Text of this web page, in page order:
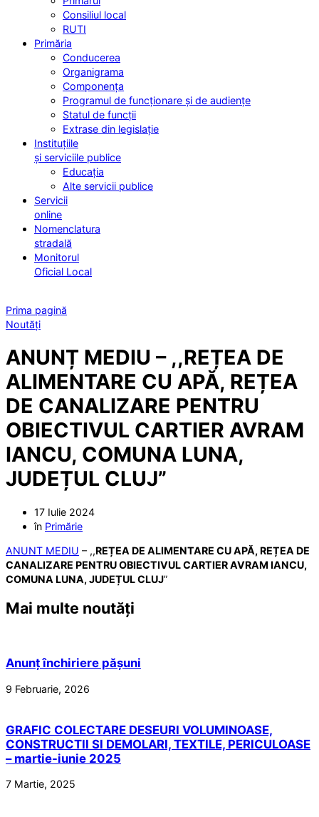
Consiliul local
RUTI
Primăria
Conducerea
Organigrama
Componența
Programul de funcționare și de audiențe
Statul de funcții
Extrase din legislație
Instituțiile
și serviciile publice
Educația
Alte servicii publice
Servicii
online
Nomenclatura
stradală
Monitorul
Oficial Local
Prima pagină
Noutăți
ANUNȚ MEDIU – ,,REȚEA DE
ALIMENTARE CU APĂ, REȚEA
DE CANALIZARE PENTRU
OBIECTIVUL CARTIER AVRAM
IANCU, COMUNA LUNA,
JUDEȚUL CLUJ”
17 Iulie 2024
în Primărie
ANUNT MEDIU – ,,REȚEA DE ALIMENTARE CU APĂ, REȚEA DE
CANALIZARE PENTRU OBIECTIVUL CARTIER AVRAM IANCU,
COMUNA LUNA, JUDEȚUL CLUJ”
Mai multe noutăți
Anunț închiriere pășuni
9 Februarie, 2026
GRAFIC COLECTARE DESEURI VOLUMINOASE,
CONSTRUCTII SI DEMOLARI, TEXTILE, PERICULOASE
– martie-iunie 2025
7 Martie, 2025